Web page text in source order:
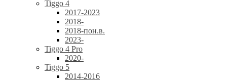
Tiggo 4
2017-2023
2018-
2018-пон.в.
2023-
Tiggo 4 Pro
2020-
Tiggo 5
2014-2016